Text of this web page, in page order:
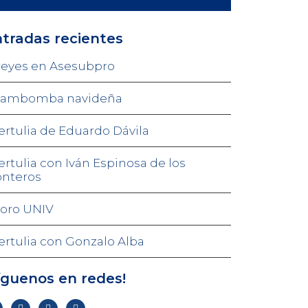
recientes
en Asesubpro
navideña
de Eduardo Dávila
con Iván Espinosa de los
UNIV
con Gonzalo Alba
en redes!